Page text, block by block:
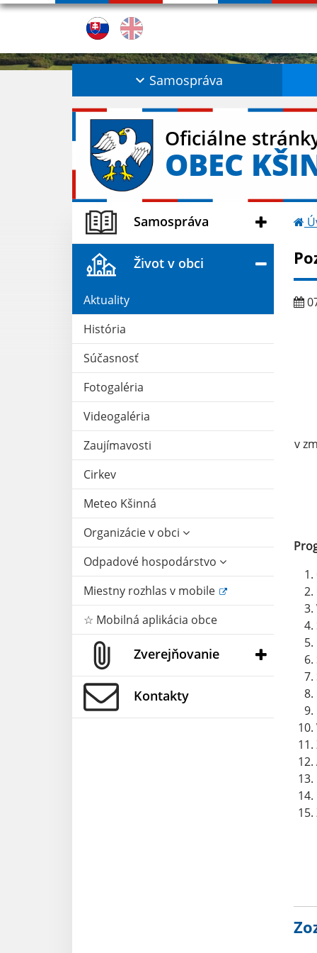
Samospráva
Oficiálne
OBEC
Samospráva
Život v obci
Aktuality
História
Súčasnosť
Fotogaléria
Videogaléria
Zaujímavosti
Cirkev
Meteo Kšinná
Organizácie v obci
Odpadové hospodárstvo
Miestny rozhlas v mobile
☆ Mobilná aplikácia obce
Zverejňovanie
Kontakty
v